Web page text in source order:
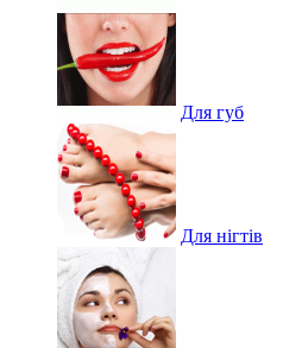
Для губ
Для нігтів